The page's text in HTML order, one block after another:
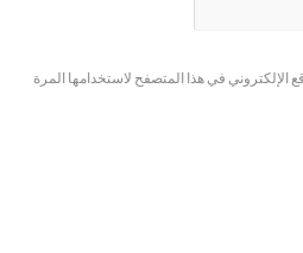
الإلكتروني في هذا المتصفح لاستخدامها المرة